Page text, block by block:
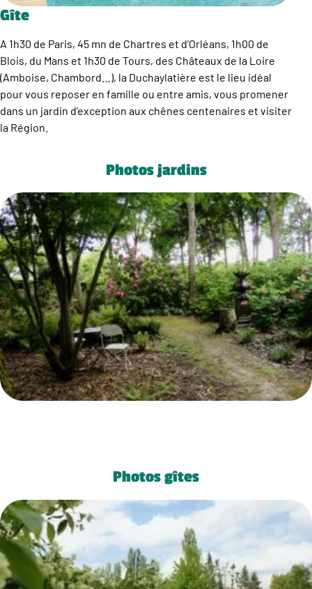
Gîte
A 1h30 de Paris, 45 mn de Chartres et d’Orléans, 1h00 de
Blois, du Mans et 1h30 de Tours, des Châteaux de la Loire
(Amboise, Chambord…), la Duchaylatière est le lieu idéal
pour vous reposer en famille ou entre amis, vous promener
dans un jardin d’exception aux chênes centenaires et visiter
la Région.
Photos jardins
Photos gîtes